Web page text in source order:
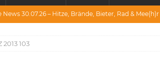
News 30.07.26 – Hitze, Brände, Bieter, Rad & Mee(h)r
News 23.07.26 – Condor, Scooter, Brände, Baustellen
21.07.26 – „Alkfrei“, Waldbrände, DJH & Salzburg
2013 103